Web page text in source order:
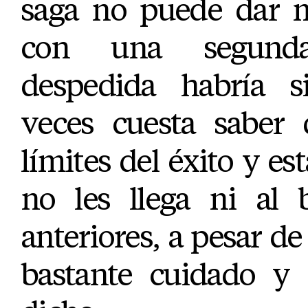
saga no puede dar
con una
despedida habría
veces cuesta saber
límites del éxito y
no les llega ni al
anteriores, a pesar
bastante cuidado